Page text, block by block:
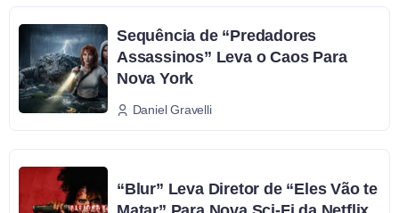
Sequência de “Predadores
Assassinos” Leva o Caos Para
Nova York
Daniel Gravelli
“Blur” Leva Diretor de “Eles Vão te